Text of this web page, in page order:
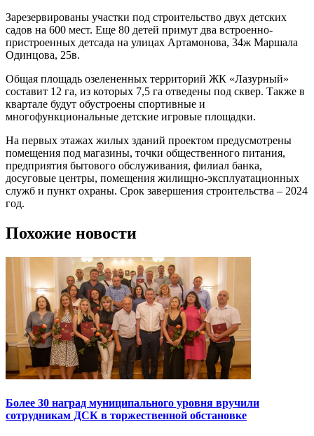
Зарезервированы участки под строительство двух детских
садов на 600 мест. Еще 80 детей примут два встроенно-
пристроенных детсада на улицах Артамонова, 34ж Маршала
Одинцова, 25в.
Общая площадь озелененных территорий ЖК «Лазурный»
составит 12 га, из которых 7,5 га отведены под сквер. Также в
квартале будут обустроены спортивные и
многофункциональные детские игровые площадки.
На первых этажах жилых зданий проектом предусмотрены
помещения под магазины, точки общественного питания,
предприятия бытового обслуживания, филиал банка,
досуговые центры, помещения жилищно-эксплуатационных
служб и пункт охраны. Срок завершения строительства – 2024
год.
Похожие новости
Более 30 наград муниципального уровня вручили
сотрудникам ДСК в торжественной обстановке